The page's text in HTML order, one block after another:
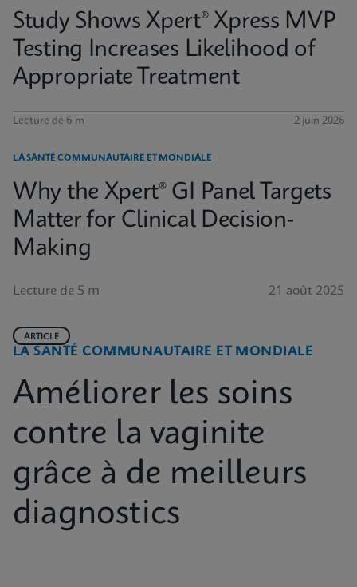
Study Shows Xpert® Xpress MVP
Testing Increases Likelihood of
Appropriate Treatment
Lecture de 6 m 2 juin 2026
LA SANTÉ COMMUNAUTAIRE ET MONDIALE
Why the Xpert® GI Panel Targets
Matter for Clinical Decision-
Making
Lecture de 5 m 21 août 2025
LA SANTÉ COMMUNAUTAIRE ET MONDIALE
ARTICLE
Améliorer les soins
contre la vaginite
grâce à de meilleurs
diagnostics